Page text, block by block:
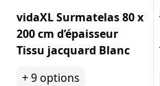
vidaXL Surmatelas 80 x
200 cm d’épaisseur
Tissu jacquard Blanc
+9options